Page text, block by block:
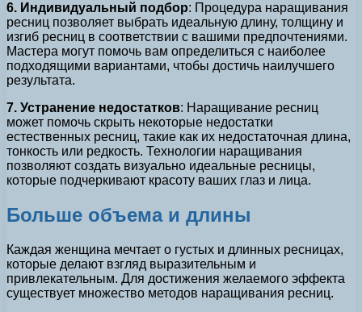
6. Индивидуальный подбор: Процедура наращивания
ресниц позволяет выбрать идеальную длину, толщину и
изгиб ресниц в соответствии с вашими предпочтениями.
Мастера могут помочь вам определиться с наиболее
подходящими вариантами, чтобы достичь наилучшего
результата.
7. Устранение недостатков: Наращивание ресниц
может помочь скрыть некоторые недостатки
естественных ресниц, такие как их недостаточная длина,
тонкость или редкость. Технологии наращивания
позволяют создать визуально идеальные ресницы,
которые подчеркивают красоту ваших глаз и лица.
Больше объема и длины
Каждая женщина мечтает о густых и длинных ресницах,
которые делают взгляд выразительным и
привлекательным. Для достижения желаемого эффекта
существует множество методов наращивания ресниц.